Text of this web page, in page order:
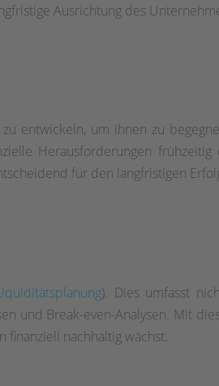
Ausrichtung des
entwickeln, um ihnen zu
Herausforderungen
für den langfristigen
). Dies umfasst
und Break-even-Analysen. Mit
finanziell nachhaltig wächst.